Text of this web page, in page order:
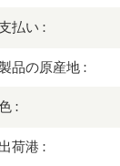
払い :
品の原産地 :
:
出荷港 :